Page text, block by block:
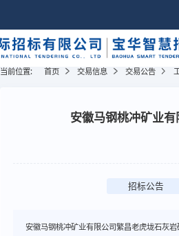
当前位置: 首页 交易信息 交易公告
安徽马钢桃冲矿业
招标公告
安徽马钢桃冲矿业有限公司繁昌老虎垅石灰